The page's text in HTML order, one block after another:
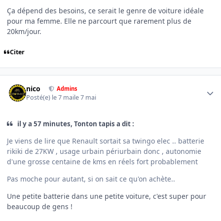
Ça dépend des besoins, ce serait le genre de voiture idéale
pour ma femme. Elle ne parcourt que rarement plus de
20km/jour.
Citer
nico Admins
Posté(e) le 7 maile 7 mai
il y a 57 minutes, Tonton tapis a dit :
Je viens de lire que Renault sortait sa twingo elec .. batterie
rikiki de 27KW , usage urbain périurbain donc , autonomie
d'une grosse centaine de kms en réels fort probablement
Pas moche pour autant, si on sait ce qu'on achète..
Une petite batterie dans une petite voiture, c'est super pour
beaucoup de gens !